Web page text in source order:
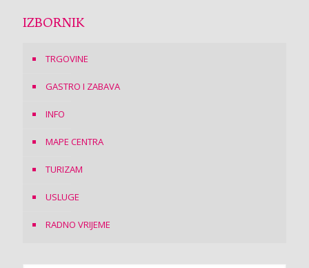
IZBORNIK
TRGOVINE
GASTRO I ZABAVA
INFO
MAPE CENTRA
TURIZAM
USLUGE
RADNO VRIJEME